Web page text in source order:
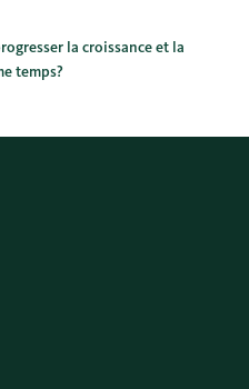
la croissance et la
temps?